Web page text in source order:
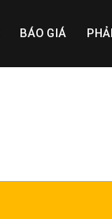
BÁO GIÁ